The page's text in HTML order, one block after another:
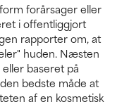
forårsager eller
i offentliggjort
rapporter om, at
huden. Næsten
baseret på
bedste måde at
af en kosmetisk